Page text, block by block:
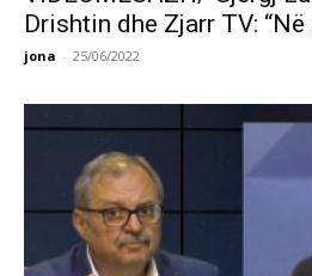
Drishtin dhe Zjarr TV: “Në
jona - 25/06/2022